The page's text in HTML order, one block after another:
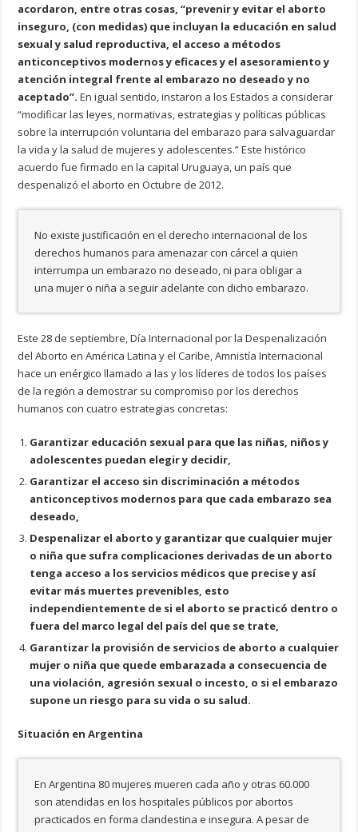
acordaron, entre otras cosas, “prevenir y evitar el aborto
inseguro, (con medidas) que incluyan la educación en salud
sexual y salud reproductiva, el acceso a métodos
anticonceptivos modernos y eficaces y el asesoramiento y
atención integral frente al embarazo no deseado y no
aceptado”. En igual sentido, instaron a los Estados a considerar
“modificar las leyes, normativas, estrategias y políticas públicas
sobre la interrupción voluntaria del embarazo para salvaguardar
la vida y la salud de mujeres y adolescentes.” Este histórico
acuerdo fue firmado en la capital Uruguaya, un país que
despenalizó el aborto en Octubre de 2012.
No existe justificación en el derecho internacional de los
derechos humanos para amenazar con cárcel a quien
interrumpa un embarazo no deseado, ni para obligar a
una mujer o niña a seguir adelante con dicho embarazo.
Este 28 de septiembre, Día Internacional por la Despenalización
del Aborto en América Latina y el Caribe, Amnistía Internacional
hace un enérgico llamado a las y los líderes de todos los países
de la región a demostrar su compromiso por los derechos
humanos con cuatro estrategias concretas:
Garantizar educación sexual para que las niñas, niños y
adolescentes puedan elegir y decidir,
Garantizar el acceso sin discriminación a métodos
anticonceptivos modernos para que cada embarazo sea
deseado,
Despenalizar el aborto y garantizar que cualquier mujer
o niña que sufra complicaciones derivadas de un aborto
tenga acceso a los servicios médicos que precise y así
evitar más muertes prevenibles, esto
independientemente de si el aborto se practicó dentro o
fuera del marco legal del país del que se trate,
Garantizar la provisión de servicios de aborto a cualquier
mujer o niña que quede embarazada a consecuencia de
una violación, agresión sexual o incesto, o si el embarazo
supone un riesgo para su vida o su salud.
Situación en Argentina
En Argentina 80 mujeres mueren cada año y otras 60.000
son atendidas en los hospitales públicos por abortos
practicados en forma clandestina e insegura. A pesar de